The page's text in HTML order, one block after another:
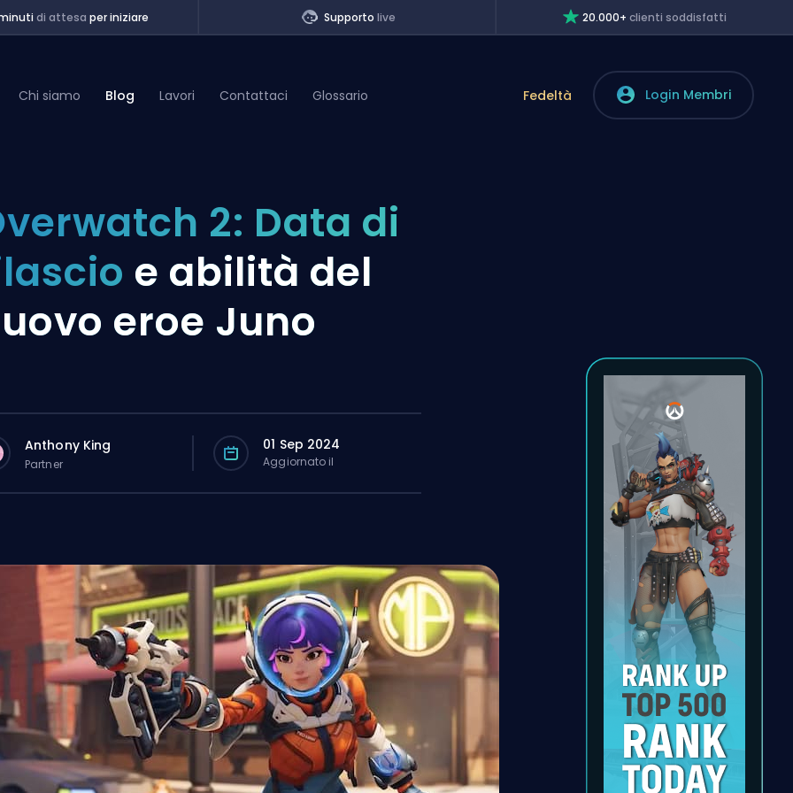
di attesa per iniziare Supporto live 20.000+clienti soddisfatti
Chi siamo Blog Lavori Contattaci Glossario Fedeltà Login Membri
2: Data di
e abilità del
eroe Juno
Anthony King
Partner
01 Sep 2024
Aggiornato il